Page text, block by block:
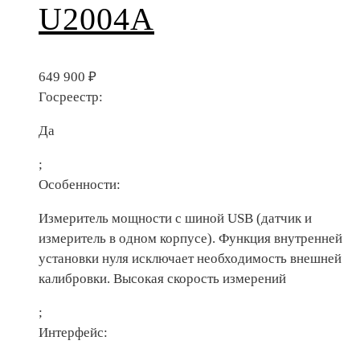
U2004A
649 900 ₽
Госреестр:
Да
;
Особенности:
Измеритель мощности с шиной USB (датчик и
измеритель в одном корпусе). Функция внутренней
установки нуля исключает необходимость внешней
калибровки. Высокая скорость измерений
;
Интерфейс: